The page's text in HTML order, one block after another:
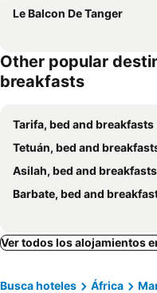
Le Balcon De Tanger
Other popular
breakfasts
Tarifa, bed and breakfasts
Tetuán, bed and
Asilah, bed and breakfasts
Barbate, bed and
Ver todos los alojamientos
Busca hoteles África